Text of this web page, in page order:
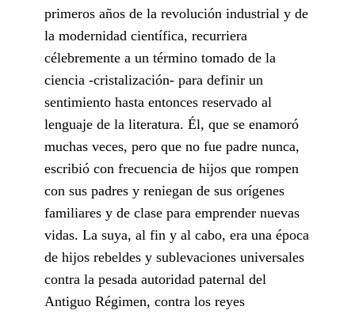
primeros años de la revolución industrial y de
la modernidad científica, recurriera
célebremente a un término tomado de la
ciencia -cristalización- para definir un
sentimiento hasta entonces reservado al
lenguaje de la literatura. Él, que se enamoró
muchas veces, pero que no fue padre nunca,
escribió con frecuencia de hijos que rompen
con sus padres y reniegan de sus orígenes
familiares y de clase para emprender nuevas
vidas. La suya, al fin y al cabo, era una época
de hijos rebeldes y sublevaciones universales
contra la pesada autoridad paternal del
Antiguo Régimen, contra los reyes